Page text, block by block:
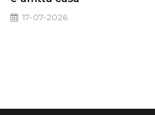
17-07-2026